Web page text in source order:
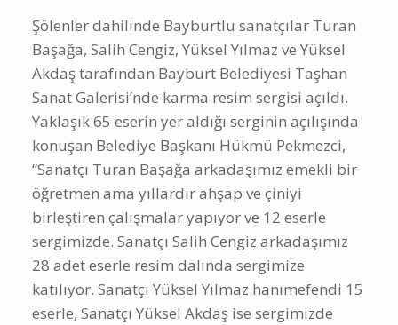
Şölenler dahilinde Bayburtlu sanatçılar Turan
Başağa, Salih Cengiz, Yüksel Yılmaz ve Yüksel
Akdaş tarafından Bayburt Belediyesi Taşhan
Sanat Galerisi’nde karma resim sergisi açıldı.
Yaklaşık 65 eserin yer aldığı serginin açılışında
konuşan Belediye Başkanı Hükmü Pekmezci,
“Sanatçı Turan Başağa arkadaşımız emekli bir
öğretmen ama yıllardır ahşap ve çiniyi
birleştiren çalışmalar yapıyor ve 12 eserle
sergimizde. Sanatçı Salih Cengiz arkadaşımız
28 adet eserle resim dalında sergimize
katılıyor. Sanatçı Yüksel Yılmaz hanımefendi 15
eserle, Sanatçı Yüksel Akdaş ise sergimizde